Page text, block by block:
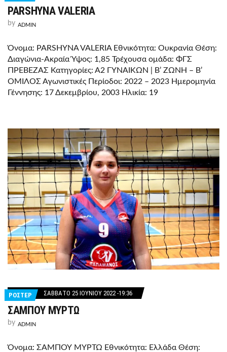
PARSHYNA VALERIA
by ADMIN
Όνομα: PARSHYNA VALERIA Εθνικότητα: Ουκρανία Θέση:
Διαγώνια-Ακραία Ύψος: 1,85 Τρέχουσα ομάδα: ΦΓΣ
ΠΡΕΒΕΖΑΣ Κατηγορίες: Α2 ΓΥΝΑΙΚΩΝ | Β’ ΖΩΝΗ – Β’
ΟΜΙΛΟΣ Αγωνιστικές Περίοδοι: 2022 – 2023 Ημερομηνία
Γέννησης: 17 Δεκεμβρίου, 2003 Ηλικία: 19
ΡΟΣΤΕΡ ΣΆΒΒΑΤΟ 25 ΙΟΥΝΊΟΥ 2022 -19:36
ΣΑΜΠΟΥ ΜΥΡΤΩ
by ADMIN
Όνομα: ΣΑΜΠΟΥ ΜΥΡΤΩ Εθνικότητα: Ελλάδα Θέση: